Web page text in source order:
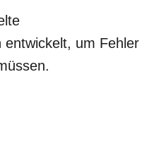
entwickelt, um Fehler